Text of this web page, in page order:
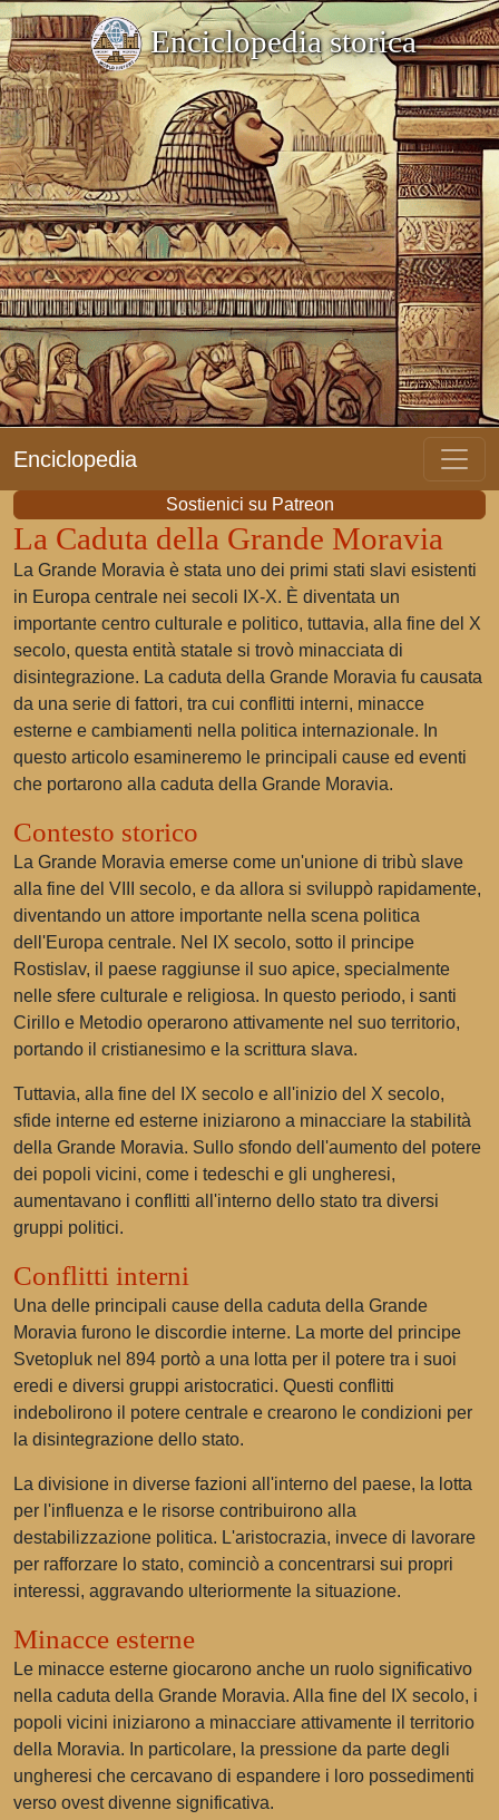
Enciclopedia storica
Enciclopedia
Sostienici su Patreon
La Caduta della Grande Moravia
La Grande Moravia è stata uno dei primi stati slavi esistenti
in Europa centrale nei secoli IX-X. È diventata un
importante centro culturale e politico, tuttavia, alla fine del X
secolo, questa entità statale si trovò minacciata di
disintegrazione. La caduta della Grande Moravia fu causata
da una serie di fattori, tra cui conflitti interni, minacce
esterne e cambiamenti nella politica internazionale. In
questo articolo esamineremo le principali cause ed eventi
che portarono alla caduta della Grande Moravia.
Contesto storico
La Grande Moravia emerse come un'unione di tribù slave
alla fine del VIII secolo, e da allora si sviluppò rapidamente,
diventando un attore importante nella scena politica
dell'Europa centrale. Nel IX secolo, sotto il principe
Rostislav, il paese raggiunse il suo apice, specialmente
nelle sfere culturale e religiosa. In questo periodo, i santi
Cirillo e Metodio operarono attivamente nel suo territorio,
portando il cristianesimo e la scrittura slava.
Tuttavia, alla fine del IX secolo e all'inizio del X secolo,
sfide interne ed esterne iniziarono a minacciare la stabilità
della Grande Moravia. Sullo sfondo dell'aumento del potere
dei popoli vicini, come i tedeschi e gli ungheresi,
aumentavano i conflitti all'interno dello stato tra diversi
gruppi politici.
Conflitti interni
Una delle principali cause della caduta della Grande
Moravia furono le discordie interne. La morte del principe
Svetopluk nel 894 portò a una lotta per il potere tra i suoi
eredi e diversi gruppi aristocratici. Questi conflitti
indebolirono il potere centrale e crearono le condizioni per
la disintegrazione dello stato.
La divisione in diverse fazioni all'interno del paese, la lotta
per l'influenza e le risorse contribuirono alla
destabilizzazione politica. L'aristocrazia, invece di lavorare
per rafforzare lo stato, cominciò a concentrarsi sui propri
interessi, aggravando ulteriormente la situazione.
Minacce esterne
Le minacce esterne giocarono anche un ruolo significativo
nella caduta della Grande Moravia. Alla fine del IX secolo, i
popoli vicini iniziarono a minacciare attivamente il territorio
della Moravia. In particolare, la pressione da parte degli
ungheresi che cercavano di espandere i loro possedimenti
verso ovest divenne significativa.